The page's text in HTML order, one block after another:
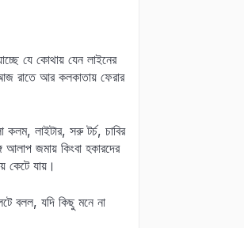
যে কোথায় যেন লাইনের
রাতে আর কলকাতায় ফেরার
লাইটার, সরু টর্চ, চাবির
আলাপ জমায় কিংবা হকারদের
কেটে যায়।
বলল, যদি কিছু মনে না